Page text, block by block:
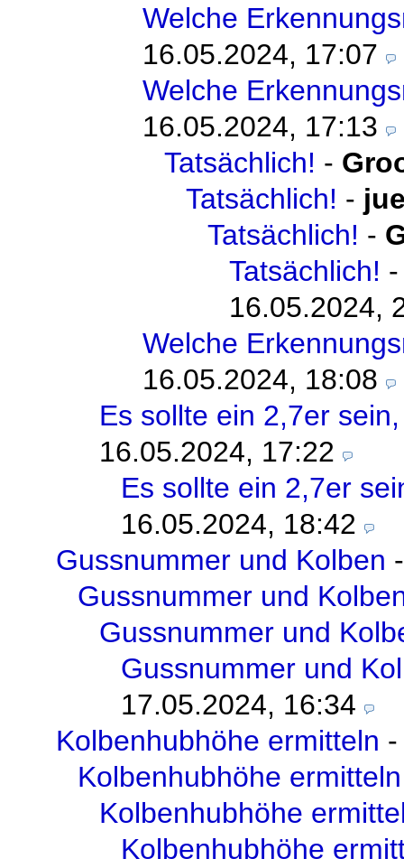
Welche
16.05.2024, 17:07
Welche
16.05.2024, 17:13
Tatsächlich! -
Tatsächlich! -
Tatsächlich! -
Tatsächlich!
16.05.2024,
Welche
16.05.2024, 18:08
Es sollte ein 2,7er
16.05.2024, 17:22
Es sollte ein 2,7er
16.05.2024, 18:42
Gussnummer und Kolben
Gussnummer und
Gussnummer und
Gussnummer und
17.05.2024, 16:34
Kolbenhubhöhe ermitteln
Kolbenhubhöhe ermitteln
Kolbenhubhöhe
Kolbenhubhöhe